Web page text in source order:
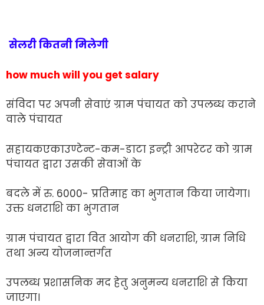
सेलरी कितनी मिलेगी
how much will you get salary
संविदा पर अपनी सेवाएं ग्राम पंचायत को उपलब्ध कराने
वाले पंचायत
सहायकएकाउण्टेन्ट-कम-डाटा इन्ट्री आपरेटर को ग्राम
पंचायत द्वारा उसकी सेवाओं के
बदले में रु. 6000- प्रतिमाह का भुगतान किया जायेगा।
उक्त धनराशि का भुगतान
ग्राम पंचायत द्वारा वित आयोग की धनराशि, ग्राम निधि
तथा अन्य योजनान्तर्गत
उपलब्ध प्रशासनिक मद हेतु अनुमन्य धनराशि से किया
जाएगा।